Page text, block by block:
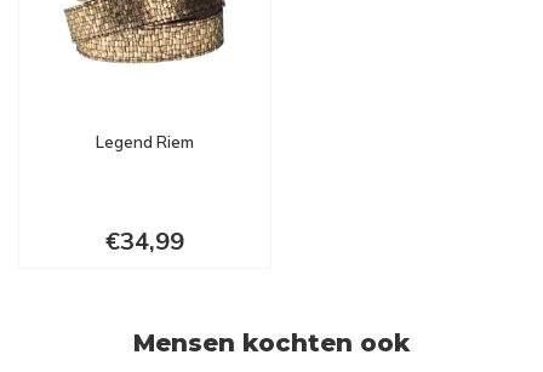
Legend Riem
€34,99
Mensen kochten ook